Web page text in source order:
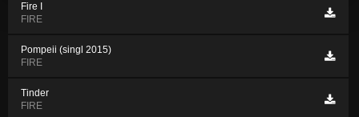
Fire I
FIRE
Pompeii (singl 2015)
FIRE
Tinder
FIRE